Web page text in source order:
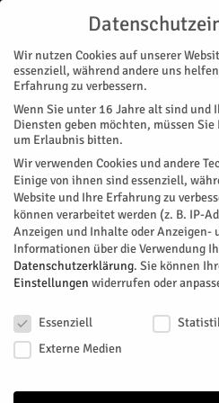
Start
« Alle Veranstaltungen
Hildegard
Facebook Twitter
Wir nutzen Cookies auf unserer
essenziell, während andere uns
Erfahrung zu verbessern.
Wenn Sie unter 16 Jahre alt sind
Diensten geben möchten, müssen
um Erlaubnis bitten.
Wir verwenden Cookies und andere
Einige von ihnen sind essenziell,
Website und Ihre Erfahrung zu
können verarbeitet werden (z. B. IP-
Anzeigen und Inhalte oder Anzeigen-
Informationen über die Verwendung
Datenschutzerklärung. Sie können
Einstellungen widerrufen oder
Essenziell
Externe Medien